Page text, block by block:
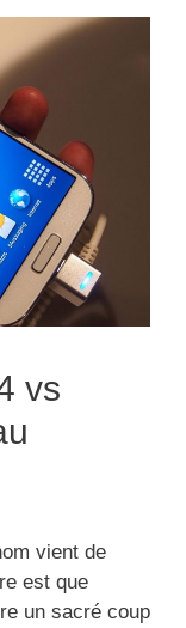
vs
vient de
est que
un sacré coup